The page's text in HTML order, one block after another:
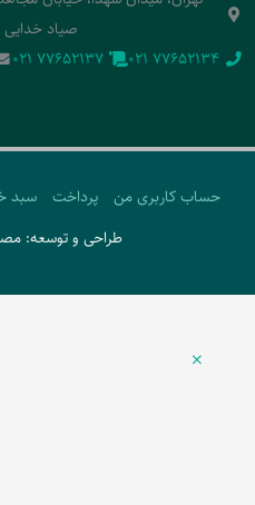
صیاد خدایی
‭021 77652134‬
‭021 77652137‬
حساب کاربری من پرداخت سبد
طراحی و توسعه: